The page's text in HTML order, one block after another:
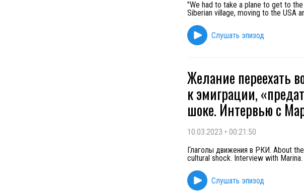
"We had to take a plane to get to
Siberian village, moving to the USA
Слушать эпизод
Желание переехать
к эмиграции,
шоке. Интервью с
10.03.2023 • 00:21:50
Глаголы движения в РКИ. About
cultural shock. Interview with Marina.
Слушать эпизод